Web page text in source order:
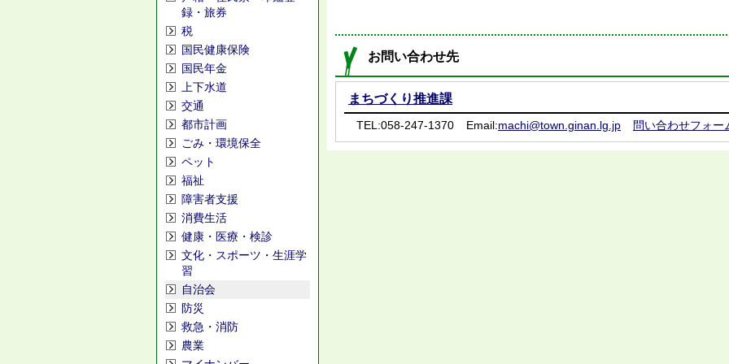
録・旅券
税
国民健康保険
国民年金
上下水道
交通
都市計画
ごみ・環境保全
ペット
福祉
障害者支援
消費生活
健康・医療・検診
文化・スポーツ・生涯学
習
自治会
防災
救急・消防
農業
お問い合わせ先
まちづくり推進課
TEL:058-247-1370 Email:machi@town.ginan.lg.jp 問い合わせフォー